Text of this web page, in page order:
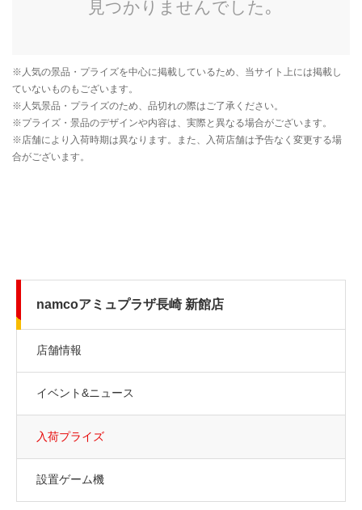
namcoアミュプラザ長崎 新館店
店舗情報
イベント&ニュース
入荷プライズ
設置ゲーム機